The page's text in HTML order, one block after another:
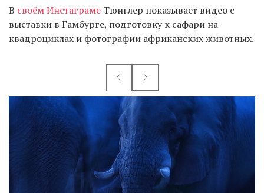
В своём Инстаграме Тюнглер показывает видео с
выставки в Гамбурге, подготовку к сафари на
квадроциклах и фотографии африканских животных.